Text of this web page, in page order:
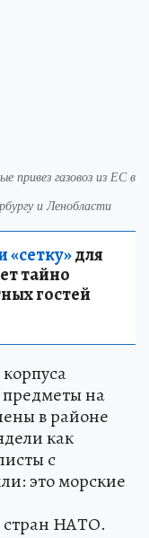
привез газовоз из ЕС в
и Ленобласти
для
тайно
гостей
на
в районе
как
с
это морские
стран НАТО.